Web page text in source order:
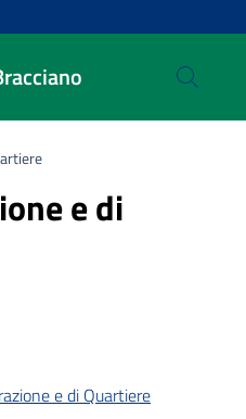
e di
e di Quartiere